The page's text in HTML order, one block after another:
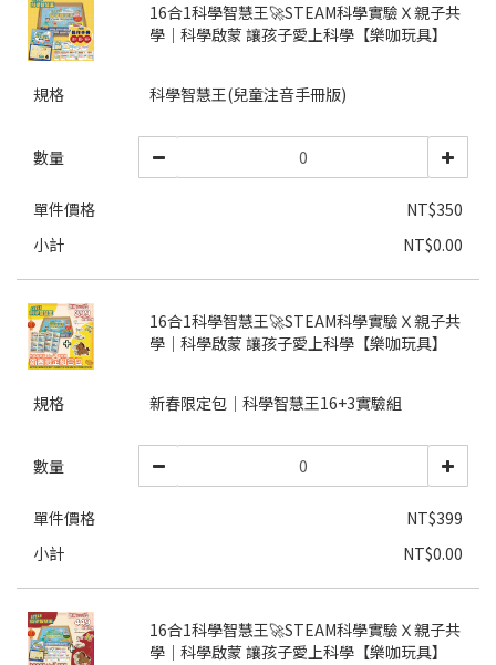
16合1科學智慧王🚀STEAM科學實驗Ｘ親子共
學｜科學啟蒙 讓孩子愛上科學【樂咖玩具】
規格 科學智慧王(兒童注音手冊版)
數量
單件價格
NT$350
小計
NT$0.00
16合1科學智慧王🚀STEAM科學實驗Ｘ親子共
學｜科學啟蒙 讓孩子愛上科學【樂咖玩具】
規格 新春限定包│科學智慧王16+3實驗組
數量
單件價格
NT$399
小計
NT$0.00
16合1科學智慧王🚀STEAM科學實驗Ｘ親子共
學｜科學啟蒙 讓孩子愛上科學【樂咖玩具】